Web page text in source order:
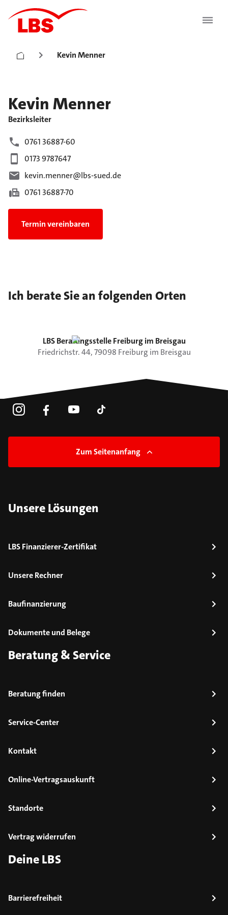
Kevin Menner
Kevin Menner
Bezirksleiter
0761 36887-60
0173 9787647
kevin.menner@lbs-sued.de
0761 36887-70
Termin vereinbaren
Ich berate Sie an folgenden Orten
LBS Beratungsstelle Freiburg im Breisgau
Friedrichstr.44,79098 Freiburg im Breisgau
Zum Seitenanfang
Unsere Lösungen
LBS Finanzierer-Zertifikat
Unsere Rechner
Baufinanzierung
Dokumente und Belege
Beratung & Service
Beratung finden
Service-Center
Kontakt
Online-Vertragsauskunft
Standorte
Vertrag widerrufen
Deine LBS
Barrierefreiheit